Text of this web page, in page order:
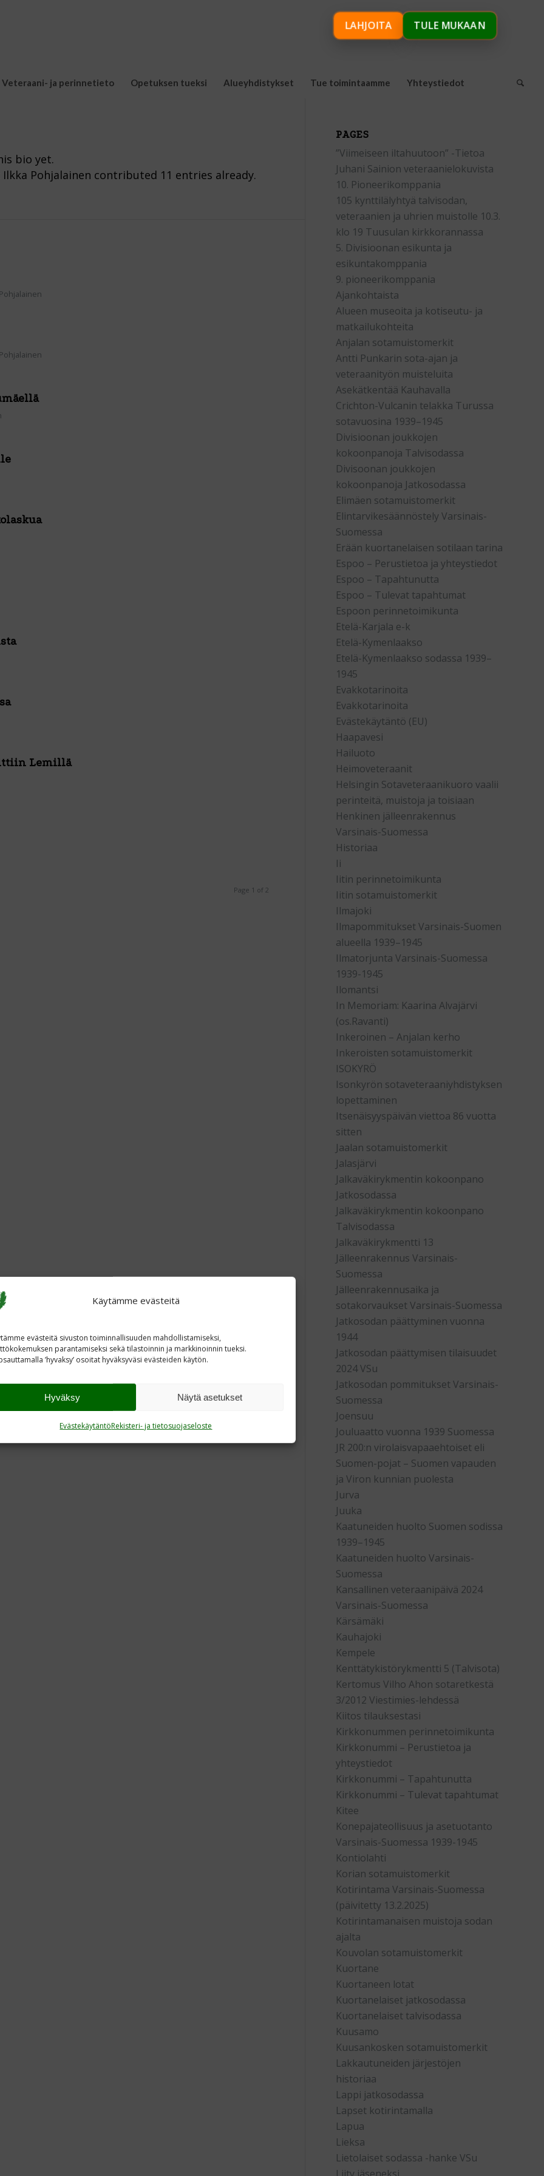
Käytämme evästeitä
evästeitä sivuston toiminnallisuuden mahdollistamiseksi,
parantamiseksi sekä tilastoinnin ja markkinoinnin tueksi.
’hyvaksy’ osoitat hyväksyväsi evästeiden käytön.
Hyväksy Näytä asetukset
EvästekäytäntöRekisteri- ja tietosuojaseloste
Veteraani- ja perinnetieto Opetuksen tueksi Alueyhdistykset Tue toimintaamme Yhteystiedot
bio yet.
Ilkka Pohjalainen contributed 11 entries already.
Lemillä
Page 1 of 2
PAGES
”Viimeiseen iltahuutoon” -Tietoa
Juhani Sainion veteraanielokuvista
10. Pioneerikomppania
105 kynttilälyhtyä talvisodan,
veteraanien ja uhrien muistolle 10.3.
klo 19 Tuusulan kirkkorannassa
5. Divisioonan esikunta ja
esikuntakomppania
9. pioneerikomppania
Ajankohtaista
Alueen museoita ja kotiseutu- ja
matkailukohteita
Anjalan sotamuistomerkit
Antti Punkarin sota-ajan ja
veteraanityön muisteluita
Asekätkentää Kauhavalla
Crichton-Vulcanin telakka Turussa
sotavuosina 1939–1945
Divisioonan joukkojen
kokoonpanoja Talvisodassa
Divisoonan joukkojen
kokoonpanoja Jatkosodassa
Elimäen sotamuistomerkit
Elintarvikesäännöstely Varsinais-
Suomessa
Erään kuortanelaisen sotilaan tarina
Espoo – Perustietoa ja yhteystiedot
Espoo – Tapahtunutta
Espoo – Tulevat tapahtumat
Espoon perinnetoimikunta
Etelä-Karjala e-k
Etelä-Kymenlaakso
Etelä-Kymenlaakso sodassa 1939–
1945
Evakkotarinoita
Evakkotarinoita
Evästekäytäntö (EU)
Haapavesi
Hailuoto
Heimoveteraanit
Helsingin Sotaveteraanikuoro vaalii
perinteitä, muistoja ja toisiaan
Henkinen jälleenrakennus
Varsinais-Suomessa
Historiaa
Ii
Iitin perinnetoimikunta
Iitin sotamuistomerkit
Ilmajoki
Ilmapommitukset Varsinais-Suomen
alueella 1939–1945
Ilmatorjunta Varsinais-Suomessa
1939-1945
Ilomantsi
In Memoriam: Kaarina Alvajärvi
(os.Ravanti)
Inkeroinen – Anjalan kerho
Inkeroisten sotamuistomerkit
ISOKYRÖ
Isonkyrön sotaveteraaniyhdistyksen
lopettaminen
Itsenäisyyspäivän viettoa 86 vuotta
sitten
Jaalan sotamuistomerkit
Jalasjärvi
Jalkaväkirykmentin kokoonpano
Jatkosodassa
Jalkaväkirykmentin kokoonpano
Talvisodassa
Jalkaväkirykmentti 13
Jälleenrakennus Varsinais-
Suomessa
Jälleenrakennusaika ja
sotakorvaukset Varsinais-Suomessa
Jatkosodan päättyminen vuonna
1944
Jatkosodan päättymisen tilaisuudet
2024 VSu
Jatkosodan pommitukset Varsinais-
Suomessa
Joensuu
Jouluaatto vuonna 1939 Suomessa
JR 200:n virolaisvapaaehtoiset eli
Suomen-pojat – Suomen vapauden
ja Viron kunnian puolesta
Jurva
Juuka
Kaatuneiden huolto Suomen sodissa
1939–1945
Kaatuneiden huolto Varsinais-
Suomessa
Kansallinen veteraanipäivä 2024
Varsinais-Suomessa
Kärsämäki
Kauhajoki
Kempele
Kenttätykistörykmentti 5 (Talvisota)
Kertomus Vilho Ahon sotaretkestä
3/2012 Viestimies-lehdessä
Kiitos tilauksestasi
Kirkkonummen perinnetoimikunta
Kirkkonummi – Perustietoa ja
yhteystiedot
Kirkkonummi – Tapahtunutta
Kirkkonummi – Tulevat tapahtumat
Kitee
Konepajateollisuus ja asetuotanto
Varsinais-Suomessa 1939-1945
Kontiolahti
Korian sotamuistomerkit
Kotirintama Varsinais-Suomessa
(päivitetty 13.2.2025)
Kotirintamanaisen muistoja sodan
ajalta
Kouvolan sotamuistomerkit
Kuortane
Kuortaneen lotat
Kuortanelaiset jatkosodassa
Kuortanelaiset talvisodassa
Kuusamo
Kuusankosken sotamuistomerkit
Lakkautuneiden järjestöjen
historiaa
Lappi jatkosodassa
Lapset kotirintamalla
Lapua
Lieksa
Lietolaiset sodassa -hanke VSu
LAHJOITA TULE MUKAAN